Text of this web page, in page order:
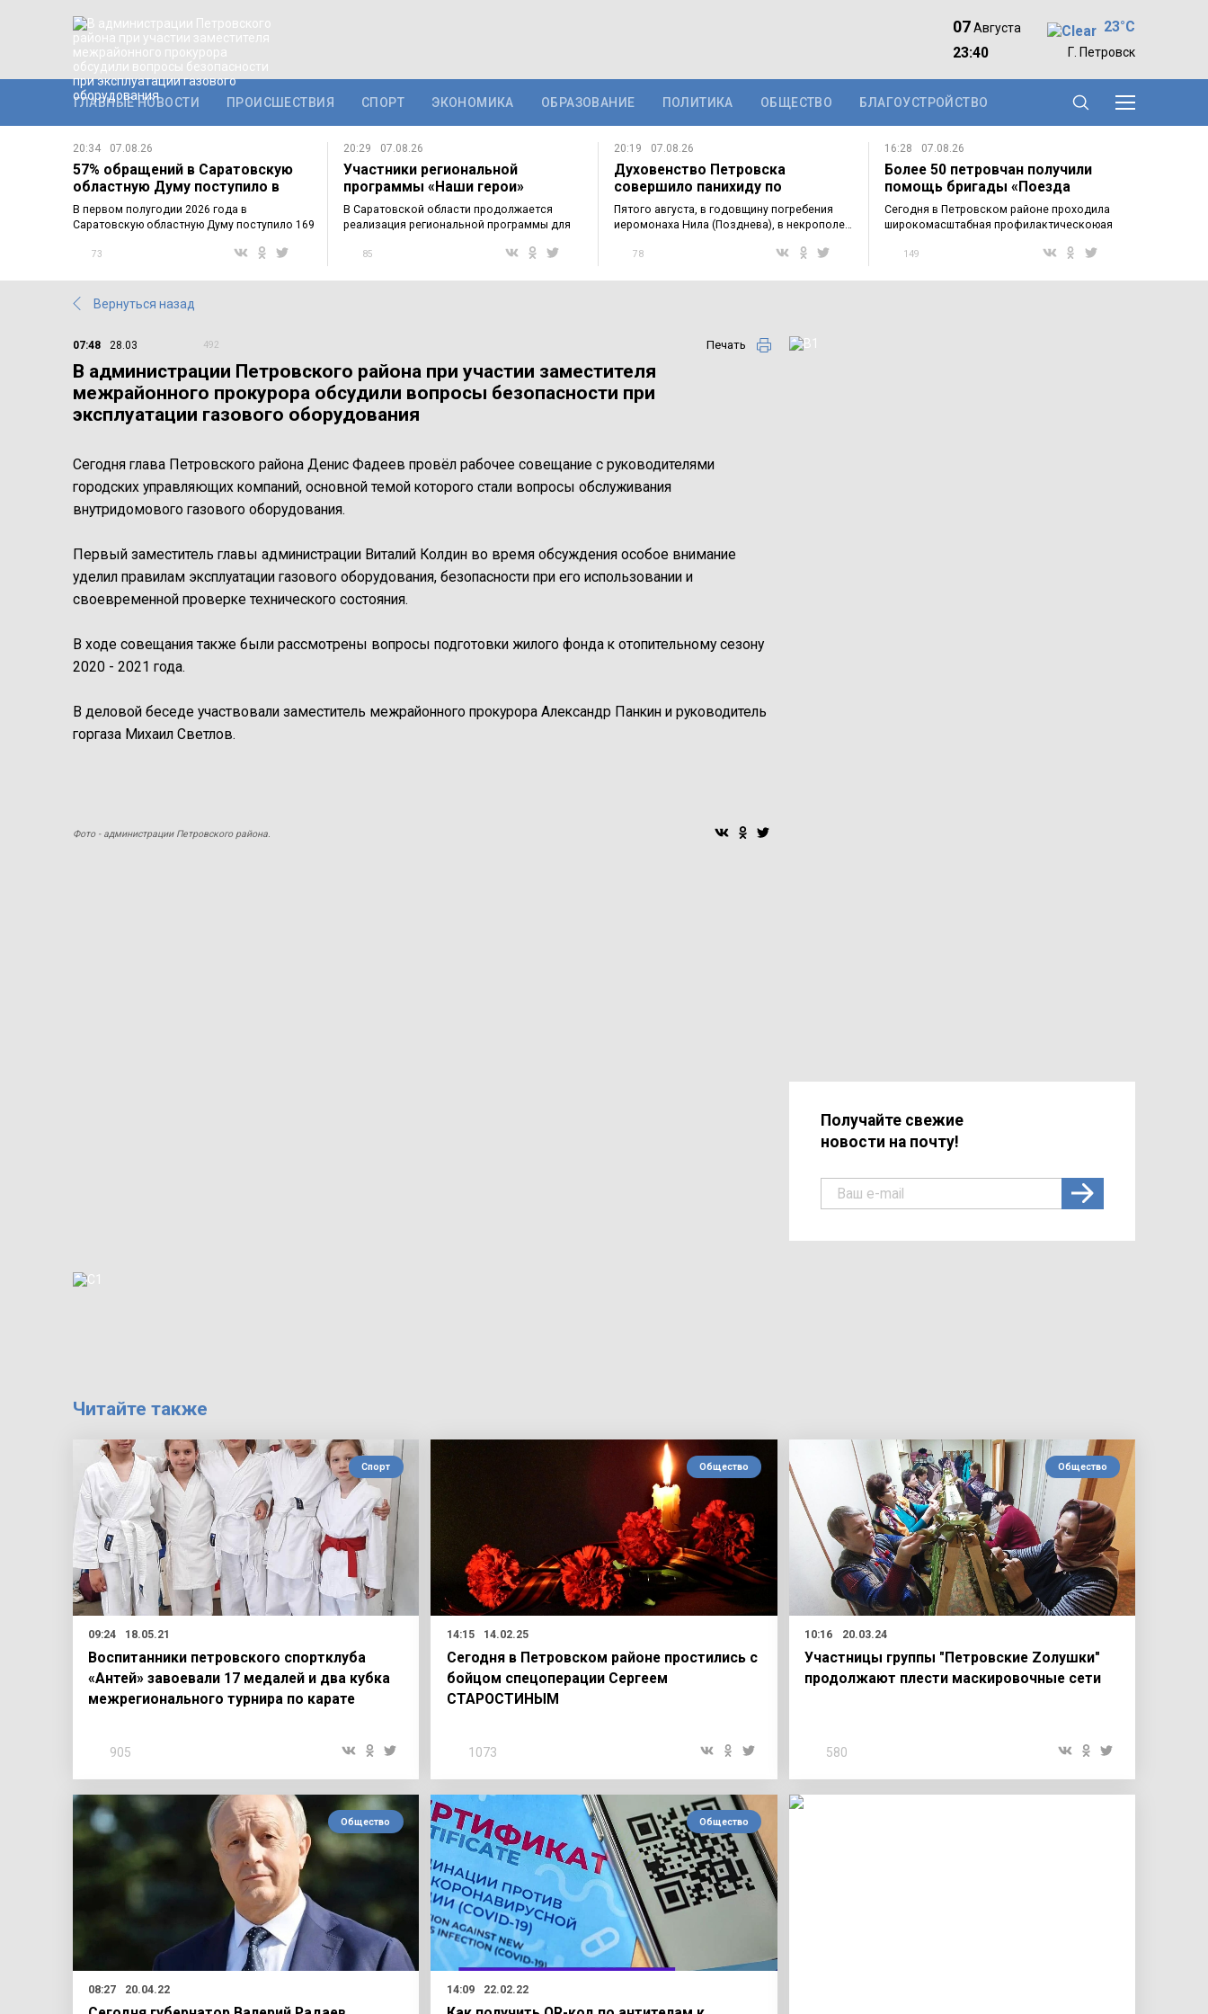
07Августа
23°C
23:40
Г. Петровск
ГЛАВНЫЕ НОВОСТИ ПРОИСШЕСТВИЯ СПОРТ ЭКОНОМИКА ОБРАЗОВАНИЕ ПОЛИТИКА ОБЩЕСТВО БЛАГОУСТРОЙСТВО
20:34 07.08.26
57% обращений в Саратовскую
областную Думу поступило в
электронном…
В первом полугодии 2026 года в
Саратовскую областную Думу поступило 169
73
20:29 07.08.26
Участники региональной
программы «Наши герои»
познакомились с…
В Саратовской области продолжается
реализация региональной программы для
85
20:19 07.08.26
Духовенство Петровска
совершило панихиду по
приснопоминаемому…
Пятого августа, в годовщину погребения
иеромонаха Нила (Позднева), в некрополе…
78
16:28 07.08.26
Более 50 петровчан получили
помощь бригады «Поезда
здоровья»…
Сегодня в Петровском районе проходила
широкомасштабная профилактическоюая
149
Вернуться назад
07:48 28.03 492 Печать
В администрации Петровского района при участии заместителя
межрайонного прокурора обсудили вопросы безопасности при
эксплуатации газового оборудования
Сегодня глава Петровского района Денис Фадеев провёл рабочее совещание с руководителями
городских управляющих компаний, основной темой которого стали вопросы обслуживания
внутридомового газового оборудования.
Первый заместитель главы администрации Виталий Колдин во время обсуждения особое внимание
уделил правилам эксплуатации газового оборудования, безопасности при его использовании и
своевременной проверке технического состояния.
В ходе совещания также были рассмотрены вопросы подготовки жилого фонда к отопительному сезону
2020 - 2021 года.
В деловой беседе участвовали заместитель межрайонного прокурора Александр Панкин и руководитель
горгаза Михаил Светлов.
Фото - администрации Петровского района.
Получайте свежие
новости на почту!
Читайте также
Спорт
09:24 18.05.21
Воспитанники петровского спортклуба
«Антей» завоевали 17 медалей и два кубка
межрегионального турнира по карате
905
Общество
14:15 14.02.25
Сегодня в Петровском районе простились с
бойцом спецоперации Сергеем
СТАРОСТИНЫМ
1073
Общество
10:16 20.03.24
Участницы группы "Петровские Zолушки"
продолжают плести маскировочные сети
580
Общество
08:27 20.04.22
Общество
14:09 22.02.22